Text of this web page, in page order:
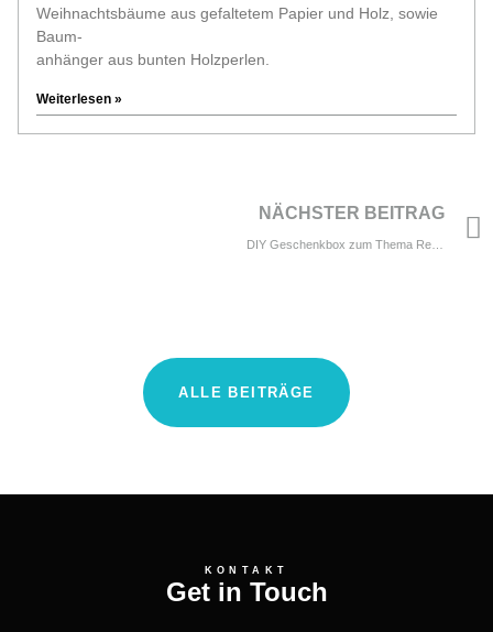
Weihnachtsbäume aus gefaltetem Papier und Holz, sowie
Baum-
anhänger aus bunten Holzperlen.
Weiterlesen »
NÄCHSTER BEITRAG
ALLE BEITRÄGE
KONTAKT
Get in Touch